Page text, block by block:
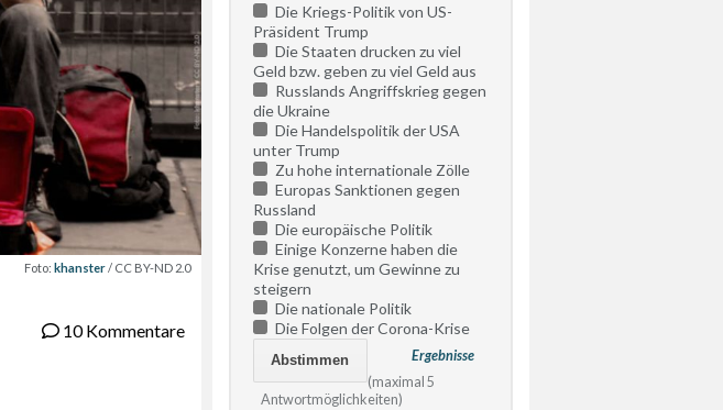
Foto: khanster/ CC BY-ND 2.0
10 Kommentare
Die Kriegs-Politik von US-
Präsident Trump
Die Staaten drucken zu viel
Geld bzw. geben zu viel Geld aus
Russlands Angriffskrieg gegen
die Ukraine
Die Handelspolitik der USA
unter Trump
Zu hohe internationale Zölle
Europas Sanktionen gegen
Russland
Die europäische Politik
Einige Konzerne haben die
Krise genutzt, um Gewinne zu
steigern
Die nationale Politik
Die Folgen der Corona-Krise
Ergebnisse
(maximal 5
Antwortmöglichkeiten)